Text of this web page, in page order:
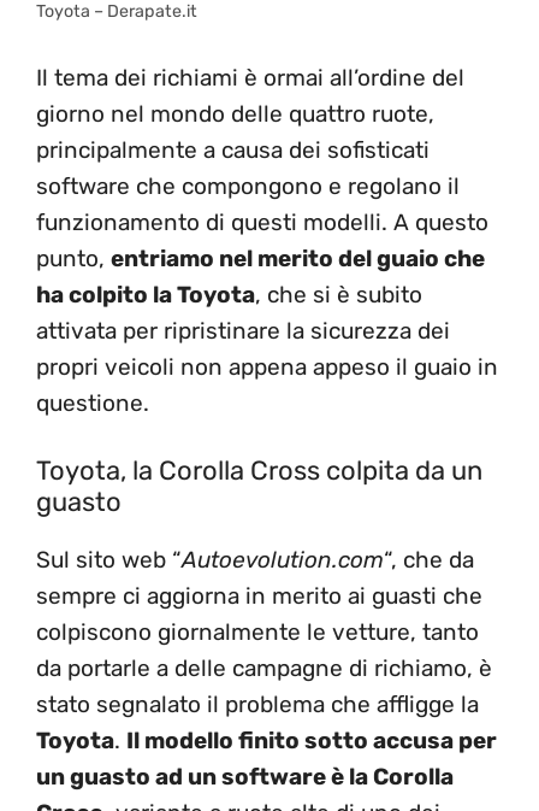
Toyota – Derapate.it
Il tema dei richiami è ormai all’ordine del
giorno nel mondo delle quattro ruote,
principalmente a causa dei sofisticati
software che compongono e regolano il
funzionamento di questi modelli. A questo
punto, entriamo nel merito del guaio che
ha colpito la Toyota, che si è subito
attivata per ripristinare la sicurezza dei
propri veicoli non appena appeso il guaio in
questione.
Toyota, la Corolla Cross colpita da un
guasto
Sul sito web “Autoevolution.com“, che da
sempre ci aggiorna in merito ai guasti che
colpiscono giornalmente le vetture, tanto
da portarle a delle campagne di richiamo, è
stato segnalato il problema che affligge la
Toyota. Il modello finito sotto accusa per
un guasto ad un software è la Corolla